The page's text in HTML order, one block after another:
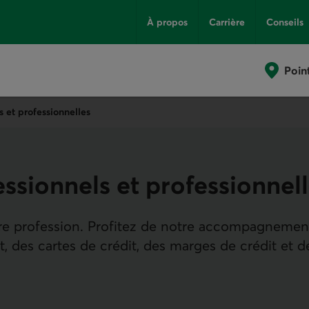
À propos Carrière Conseils
et professionnelles
et
profession. Profitez de notre
des cartes de crédit, des marges de crédit et